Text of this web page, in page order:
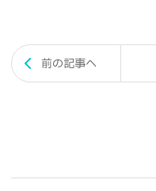
投
稿
前の記事へ